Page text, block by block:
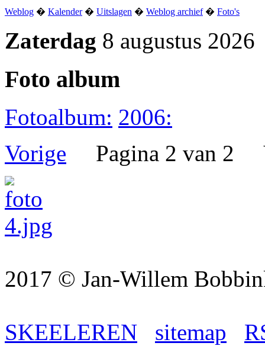
Weblog � Kalender� Uitslagen � Weblog archief� Foto's
Zaterdag 8 augustus 2026
Foto album
Fotoalbum: 2006:
Vorige Pagina 2 van 2
2017 © Jan-Willem
SKEELEREN sitemap